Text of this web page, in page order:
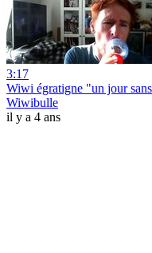
3:17
Wiwi égratigne "un jour
Wiwibulle
il y a 4 ans